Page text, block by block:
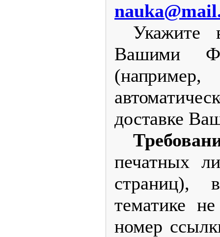
Укажите
Вашими
доставке
печатных
страниц),
тематике
номер